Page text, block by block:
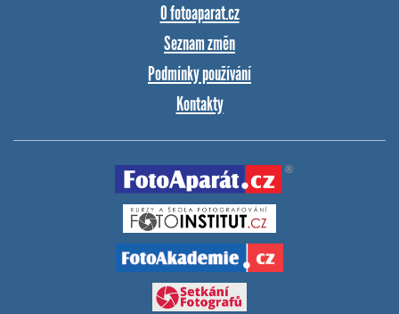
O fotoaparat.cz
Seznam změn
Podmínky používání
Kontakty